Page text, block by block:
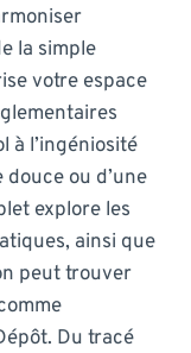
la simple
votre espace
à l’ingéniosité
douce ou d’une
explore les
ainsi que
peut trouver
Du tracé